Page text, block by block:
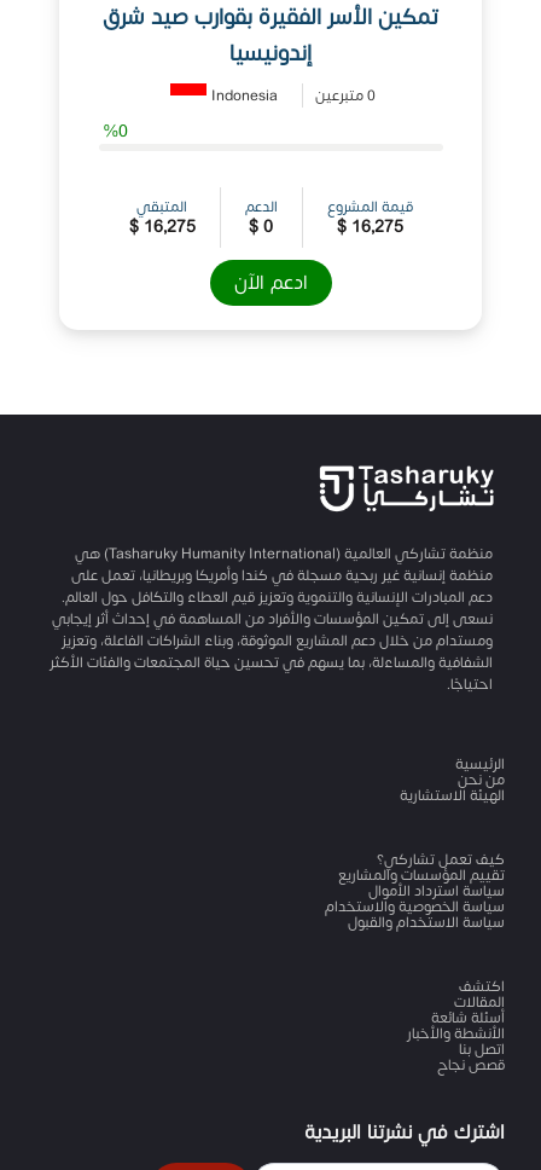
تمكين الأسر الفقيرة بقوارب صيد شرق
إندونيسيا
0 متبرعين Indonesia
%0
قيمة المشروع
16,275 $
الدعم
0 $
المتبقي
16,275 $
ادعم الآن
منظمة تشاركي العالمية (Tasharuky Humanity International) هي
منظمة إنسانية غير ربحية مسجلة في كندا وأمريكا وبريطانيا، تعمل على
دعم المبادرات الإنسانية والتنموية وتعزيز قيم العطاء والتكافل حول العالم.
نسعى إلى تمكين المؤسسات والأفراد من المساهمة في إحداث أثر إيجابي
ومستدام من خلال دعم المشاريع الموثوقة، وبناء الشراكات الفاعلة، وتعزيز
الشفافية والمساءلة، بما يسهم في تحسين حياة المجتمعات والفئات الأكثر
احتياجًا.
الرئيسية
من نحن
الهيئة الاستشارية
كيف تعمل تشاركي؟
تقييم المؤسسات والمشاريع
سياسة استرداد الأموال
سياسة الخصوصية والاستخدام
سياسة الاستخدام والقبول
اكتشف
المقالات
أسئلة شائعة
الأنشطة والأخبار
اتصل بنا
قصص نجاح
اشترك في نشرتنا البريدية